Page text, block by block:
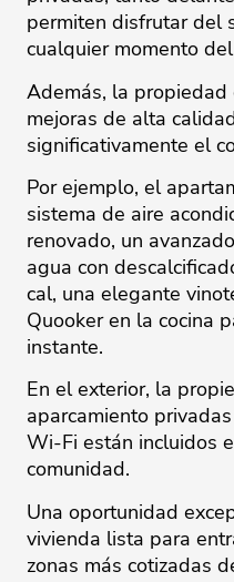
permiten disfrutar del
cualquier momento
Además, la propiedad
mejoras de alta
significativamente el
Por ejemplo, el
sistema de aire
renovado, un
agua con
cal, una elegante
Quooker en la cocina
instante.
En el exterior, la
aparcamiento
Wi-Fi están incluidos
comunidad.
Una oportunidad
vivienda lista para
‌zonas ‌más ‌cotizadas